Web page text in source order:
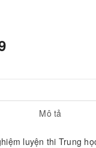
Mô tả
luyện thi Trung